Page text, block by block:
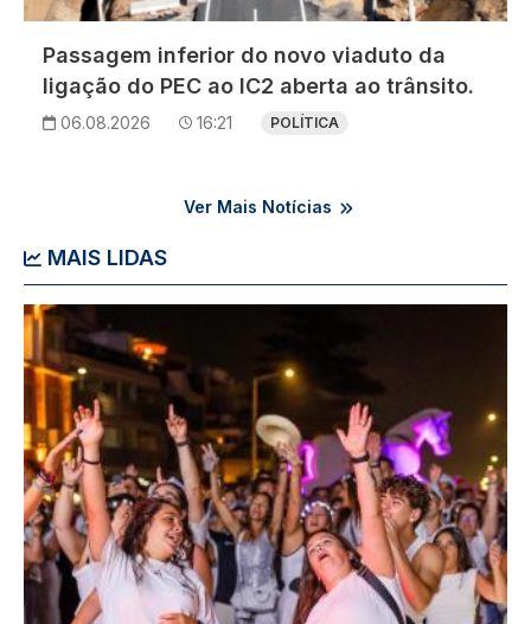
Passagem inferior do novo viaduto da
ligação do PEC ao IC2 aberta ao trânsito.
06.08.2026 16:21 POLÍTICA
Ver Mais Notícias
MAIS LIDAS
Imagem